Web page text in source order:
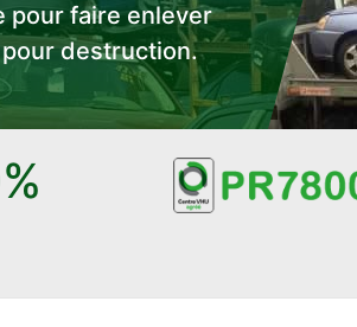
pour faire enlever
destruction.